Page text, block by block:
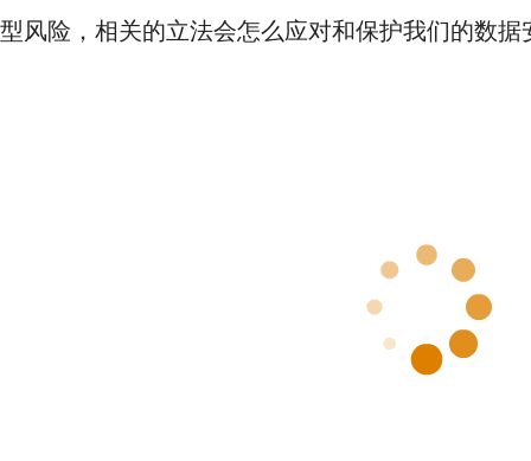
型风险，相关的立法会怎么应对和保护我们的数据